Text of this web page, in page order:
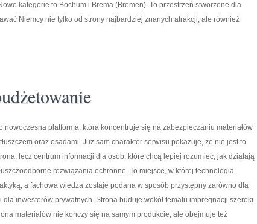
kategorie to Bochum i Brema (Bremen). To przestrzeń stworzone dla
Niemcy nie tylko od strony najbardziej znanych atrakcji, ale również
nowoczesna platforma, która koncentruje się na zabezpieczaniu materiałów
oraz osadami. Już sam charakter serwisu pokazuje, że nie jest to
lecz centrum informacji dla osób, które chcą lepiej rozumieć, jak działają
rozwiązania ochronne. To miejsce, w której technologia
a fachowa wiedza zostaje podana w sposób przystępny zarówno dla
dla inwestorów prywatnych. Strona buduje wokół tematu impregnacji szeroki
materiałów nie kończy się na samym produkcie, ale obejmuje też